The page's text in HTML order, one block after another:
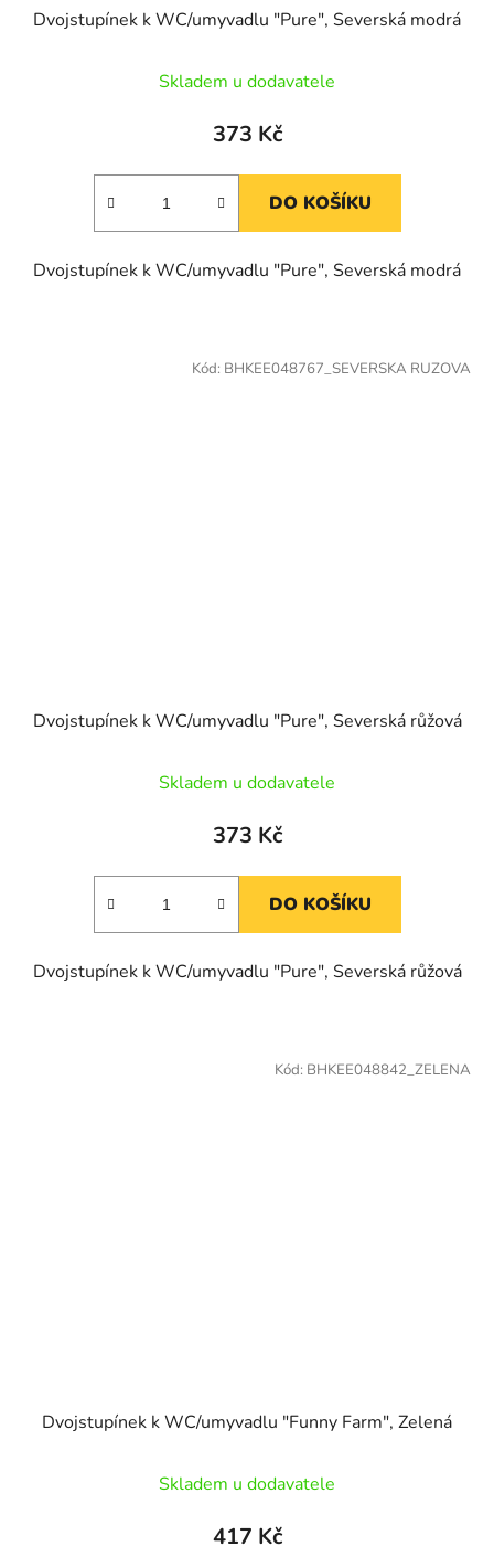
Dvojstupínek k WC/umyvadlu "Pure", Severská modrá
Skladem u dodavatele
373 Kč
DO KOŠÍKU
Dvojstupínek k WC/umyvadlu "Pure", Severská modrá
Dvojstupínek k WC/umyvadlu "Pure", Severská růžová
Skladem u dodavatele
373 Kč
DO KOŠÍKU
Dvojstupínek k WC/umyvadlu "Pure", Severská růžová
Kód: BHKEE048767_SEVERSKA RUZOVA
Dvojstupínek k WC/umyvadlu "Funny Farm", Zelená
Skladem u dodavatele
417 Kč
Kód: BHKEE048842_ZELENA